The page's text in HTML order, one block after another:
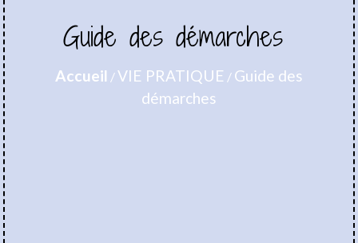
Guide des démarches
Accueil /VIE PRATIQUE / Guide des
démarches